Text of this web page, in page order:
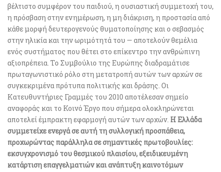
βέλτιστο συμφέρον του παιδιού, η ουσιαστική συμμετοχή του,
η πρόσβαση στην ενημέρωση, η μη διάκριση, η προστασία από
κάθε μορφή δευτερογενούς θυματοποίησης και ο σεβασμός
στην ηλικία και την ωριμότητά του — αποτελούν θεμέλια
ενός συστήματος που θέτει στο επίκεντρο την ανθρώπινη
αξιοπρέπεια. Το Συμβούλιο της Ευρώπης διαδραμάτισε
πρωταγωνιστικό ρόλο στη μετατροπή αυτών των αρχών σε
συγκεκριμένα πρότυπα πολιτικής και δράσης. Οι
Κατευθυντήριες Γραμμές του 2010 αποτέλεσαν σημείο
αναφοράς και το Κοινό Έργο που σήμερα ολοκληρώνεται
αποτελεί έμπρακτη εφαρμογή αυτών των αρχών. Η Ελλάδα
συμμετείχε ενεργά σε αυτή τη συλλογική προσπάθεια,
προχωρώντας παράλληλα σε σημαντικές πρωτοβουλίες:
εκσυγχρονισμό του θεσμικού πλαισίου, εξειδικευμένη
κατάρτιση επαγγελματιών και ανάπτυξη καινοτόμων